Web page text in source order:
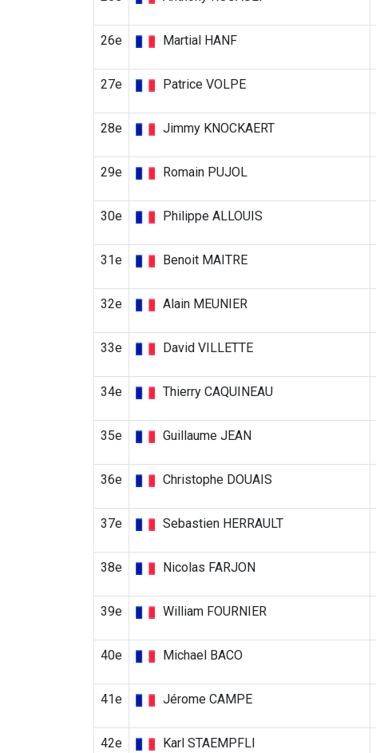
26e Martial HANF
27e Patrice VOLPE
28e Jimmy KNOCKAERT
29e Romain PUJOL
30e Philippe ALLOUIS
31e Benoit MAITRE
32e Alain MEUNIER
33e David VILLETTE
34e Thierry CAQUINEAU
35e Guillaume JEAN
36e Christophe DOUAIS
37e Sebastien HERRAULT
38e Nicolas FARJON
39e William FOURNIER
40e Michael BACO
41e Jérome CAMPE
42e Karl STAEMPFLI